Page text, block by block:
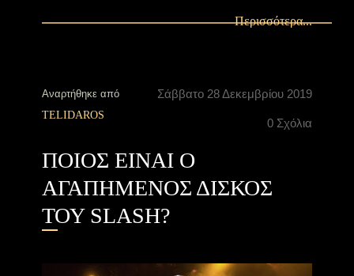
Περισσότερα...
Σάββατο 28 Δεκεμβρίου 2019
0 Σχόλια
Αναρτήθηκε από
TELIDAROS
ΠΟΙΟΣ ΕΙΝΑΙ Ο
ΑΓΑΠΗΜΕΝΟΣ ΔΙΣΚΟΣ
ΤΟΥ SLASH?